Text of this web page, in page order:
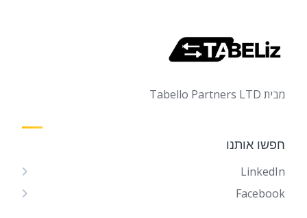
מבית Tabello Partners LTD
חפשו אותנו
LinkedIn
Facebook